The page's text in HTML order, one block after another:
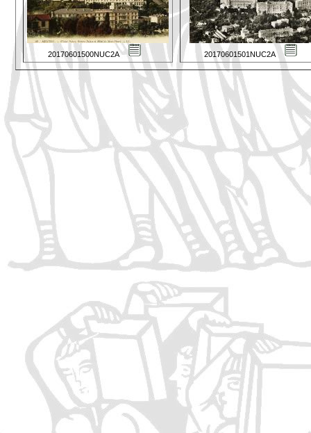
20170601500NUC2A 20170601501NUC2A